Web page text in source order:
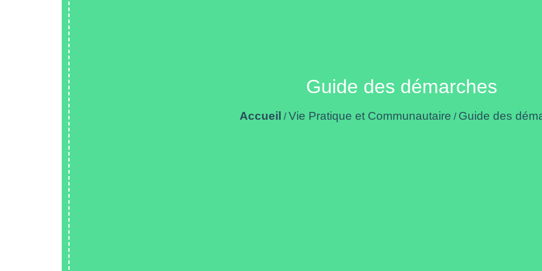
Guide des démarches
Accueil /Vie Pratique et Communautaire / Guide des